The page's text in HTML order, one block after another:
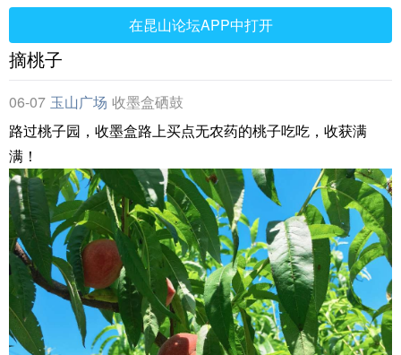
在昆山论坛APP中打开
摘桃子
06-07 玉山广场 收墨盒硒鼓
路过桃子园，收墨盒路上买点无农药的桃子吃吃，收获满
满！